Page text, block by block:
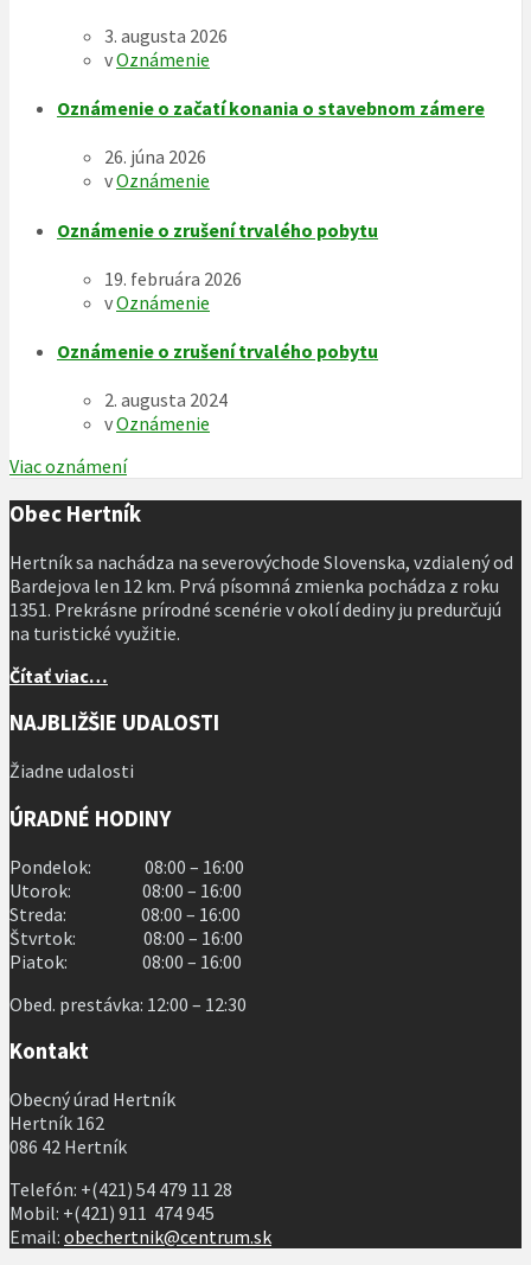
3. augusta 2026
vOznámenie
Oznámenie o začatí konania o stavebnom zámere
26. júna 2026
vOznámenie
Oznámenie o zrušení trvalého pobytu
19. februára 2026
vOznámenie
Oznámenie o zrušení trvalého pobytu
2. augusta 2024
vOznámenie
Viac oznámení
Obec Hertník
Hertník sa nachádza na severovýchode Slovenska, vzdialený od
Bardejova len 12 km. Prvá písomná zmienka pochádza z roku
1351. Prekrásne prírodné scenérie v okolí dediny ju predurčujú
na turistické využitie.
Čítať viac…
NAJBLIŽŠIE UDALOSTI
Žiadne udalosti
ÚRADNÉ HODINY
Pondelok: 08:00 – 16:00
Utorok: 08:00 – 16:00
Streda: 08:00 – 16:00
Štvrtok: 08:00 – 16:00
Piatok: 08:00 – 16:00
Obed. prestávka: 12:00 – 12:30
Kontakt
Obecný úrad Hertník
Hertník 162
086 42 Hertník
Telefón: +(421) 54 479 11 28
Mobil: +(421) 911 474 945
Email: obechertnik@centrum.sk